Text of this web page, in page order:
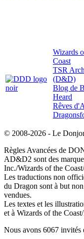
Wizards
Coast
TSR
(D&D)
Blog de
Heard
Rêves
© 2008-2026 - Le
Règles Avancées de
AD&D2 sont des
Inc./Wizards of the
Les traductions non
du Dragon sont à but
vendues.
Les textes et les
et à Wizards of the
Nous avons 6067 invités